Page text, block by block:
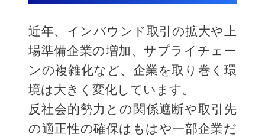
近年、インバウンド取引の拡大や上
場準備企業の増加、サプライチェー
ンの複雑化など、企業を取り巻く環
境は大きく変化しています。
反社会的勢力との関係遮断や取引先
の適正性の確保はもはや一部企業だ